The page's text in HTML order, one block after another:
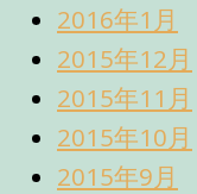
2016年1月
2015年12月
2015年11月
2015年10月
2015年9月